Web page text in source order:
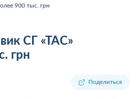
900 тыс. грн
СГ «ТАС»
грн
Поделиться